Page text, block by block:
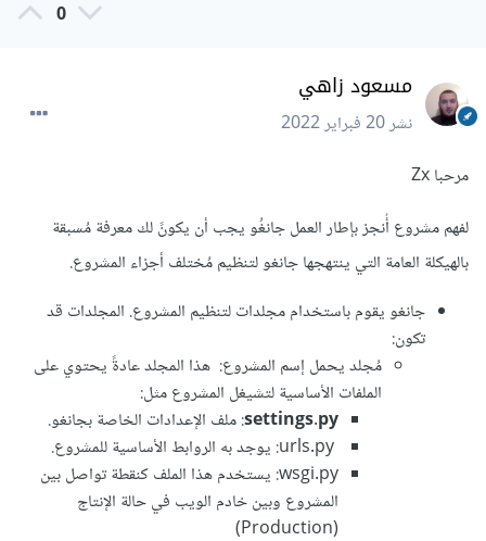
0
مسعود زاهي
نشر20 فبراير 2022
مرحبا Zx
لفهم مشروع أُنجز بإطار العمل جانغُو يجب أن يكونً لك معرفة مُسبقة
بالهيكلة العامة التي ينتهجها جانغو لتنظيم مُختلف أجزاء المشروع.
جانغو يقوم باستخدام مجلدات لتنظيم المشروع. المجلدات قد
تكون:
مُجلد يحمل إسم المشروع: هذا المجلد عادةً يحتوي على
الملفات الأساسية لتشيغل المشروع مثل:
settings.py: ملف الإعدادات الخاصة بجانغو.
wsgi.py: يستخدم هذا الملف كنقطة تواصل بين
المشروع وبين خادم الويب في حالة الإنتاج